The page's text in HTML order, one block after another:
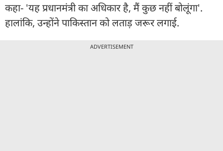
कहा- 'यह प्रधानमंत्री का अधिकार है, मैं कुछ नहीं बोलूंगा'.
हालांकि, उन्होंने पाकिस्तान को लताड़ जरूर लगाई.
ADVERTISEMENT